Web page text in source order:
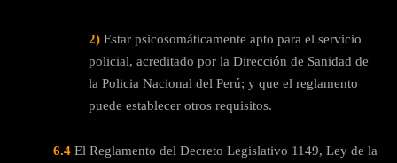
2) Estar psicosomáticamente apto para el servicio
policial, acreditado por la Dirección de Sanidad de
la Policia Nacional del Perú; y que el reglamento
puede establecer otros requisitos.
6.4 El Reglamento del Decreto Legislativo 1149, Ley de la